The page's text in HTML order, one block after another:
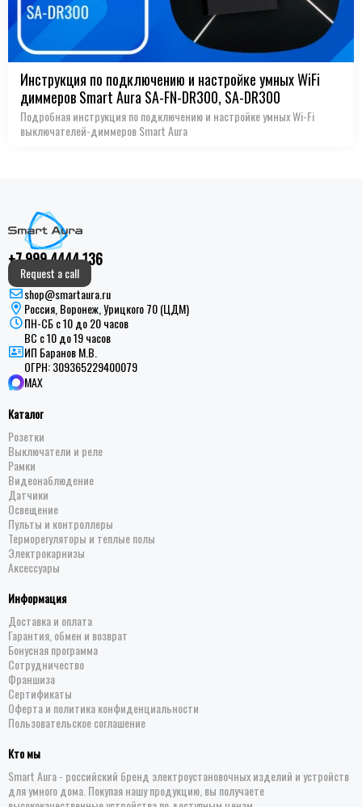
Инструкция по подключению и настройке умных WiFi
диммеров Smart Aura SA-FN-DR300, SA-DR300
Подробная инструкция по подключению и настройке умных Wi-Fi
выключателей-диммеров Smart Aura
+7 999 4444 136
Request a call
shop@smartaura.ru
Россия, Воронеж, Урицкого 70 (ЦДМ)
ПН-СБ с 10 до 20 часов
ВС с 10 до 19 часов
ИП Баранов М.В.
ОГРН:309365229400079
MAX
Каталог
Розетки
Выключатели и реле
Рамки
Видеонаблюдение
Датчики
Освещение
Пульты и контроллеры
Терморегуляторы и теплые полы
Электрокарнизы
Аксессуары
Информация
Доставка и оплата
Гарантия, обмен и возврат
Бонусная программа
Сотрудничество
Франшиза
Сертификаты
Оферта и политика конфиденциальности
Пользовательское соглашение
Кто мы
Smart Aura - российский бренд электроустановочных изделий и устройств
для умного дома. Покупая нашу продукцию, вы получаете